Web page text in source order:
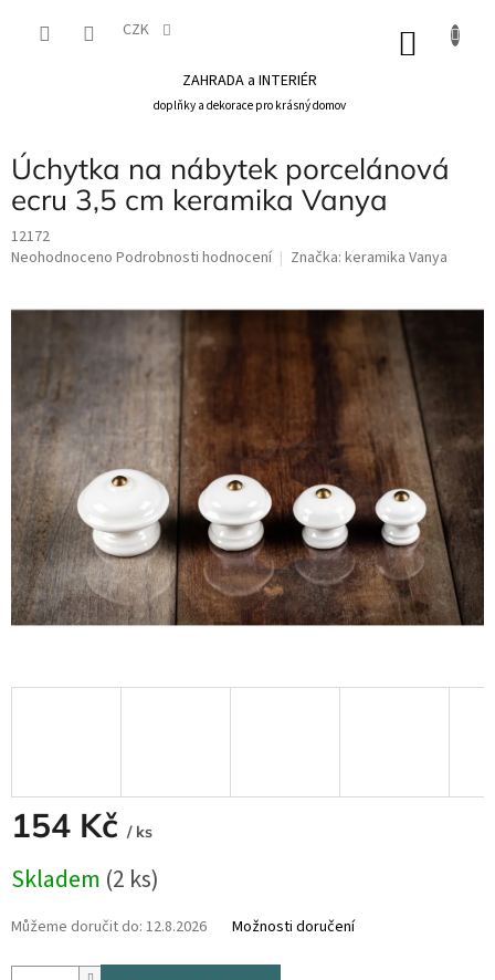
CZK
ZAHRADA a INTERIÉR
doplňky a dekorace pro krásný domov
Úchytka na nábytek porcelánová
ecru 3,5 cm keramika Vanya
12172
Průměrné
hvězdiček.
Neohodnoceno Podrobnosti hodnocení Značka: keramika Vanya
154 Kč / ks
cena:
Skladem (2 ks)
Můžeme doručit do: 12.8.2026 Možnosti doručení